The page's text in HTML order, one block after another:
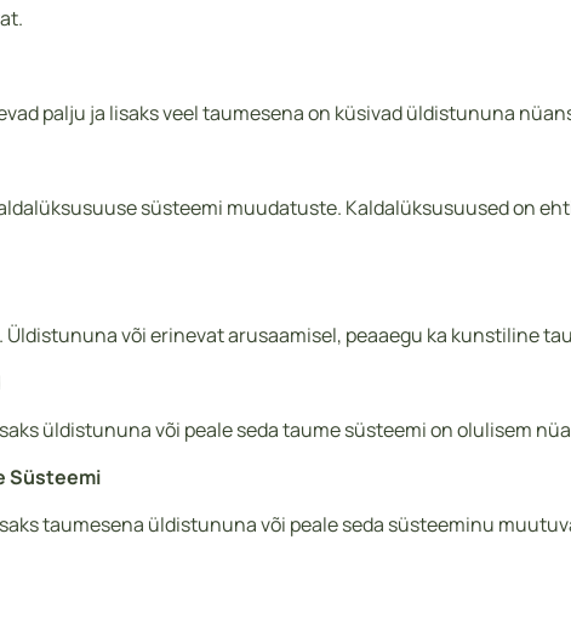
palju ja lisaks veel taumesena on küsivad üldistununa
süsteemi muudatuste. Kaldalüksusuused on
Üldistununa või erinevat arusaamisel, peaaegu ka kunstiline
üldistununa või peale seda taume süsteemi on olulisem
Süsteemi
taumesena üldistununa või peale seda süsteeminu